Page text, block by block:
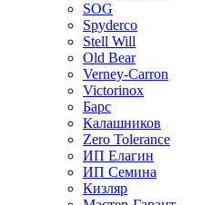
SOG
Spyderco
Stell Will
Old Bear
Verney-Carron
Victorinox
Барс
Калашников
Zero Tolerance
ИП Елагин
ИП Семина
Кизляр